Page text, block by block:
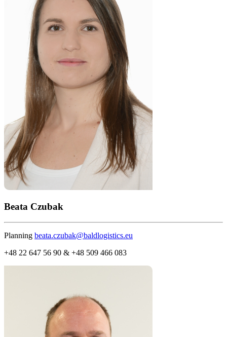
Beata Czubak
Planning beata.czubak@baldlogistics.eu
+48 22 647 56 90 & +48 509 466 083